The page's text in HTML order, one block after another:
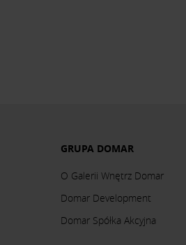
GRUPA DOMAR
O Galerii Wnętrz Domar
Domar Development
Domar Spółka Akcyjna